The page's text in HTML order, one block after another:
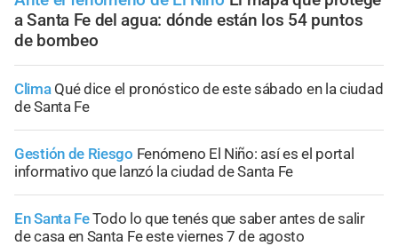
a Santa Fe del agua: dónde están los 54 puntos
de bombeo
Clima Qué dice el pronóstico de este sábado en la ciudad
de Santa Fe
Gestión de Riesgo Fenómeno El Niño: así es el portal
informativo que lanzó la ciudad de Santa Fe
En Santa FeTodo lo que tenés que saber antes de salir
de casa en Santa Fe este viernes 7 de agosto